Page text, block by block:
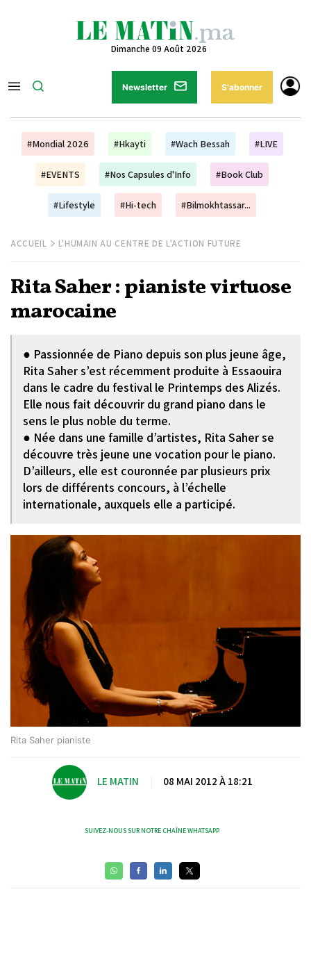
Dimanche 09 Août 2026
Newsletter S'abonner
#Mondial 2026 #Hkayti #Wach Bessah #LIVE
#EVENTS #Nos Capsules d'Info #Book Club
#Lifestyle #Hi-tech #Bilmokhtassar...
ACCUEIL L'HUMAIN AU CENTRE DE L'ACTION FUTURE
Rita Saher : pianiste virtuose
marocaine
● Passionnée de Piano depuis son plus jeune âge,
Rita Saher s’est récemment produite à Essaouira
dans le cadre du festival le Printemps des Alizés.
Elle nous fait découvrir du grand piano dans le
sens le plus noble du terme.
● Née dans une famille d’artistes, Rita Saher se
découvre très jeune une vocation pour le piano.
D’ailleurs, elle est couronnée par plusieurs prix
lors de différents concours, à l’échelle
internationale, auxquels elle a participé.
Rita Saher pianiste
LE MATIN 08 MAI 2012 À 18:21
SUIVEZ-NOUS SUR NOTRE CHAÎNE WHATSAPP